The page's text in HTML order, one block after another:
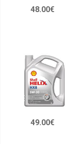
48.00€
49.00€